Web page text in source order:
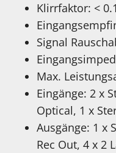
Klirrfaktor: <
Signal
Max.
Eingänge: 2 x
Optical, 1 x
Ausgänge: 1 x
Rec Out, 4 x 2